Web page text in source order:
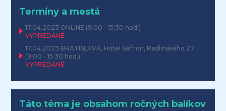
Termíny a mestá
17.04.2023 ONLINE (9:00 - 15:30 hod.)
VYPREDANÉ
17.04.2023 BRATISLAVA, Hotel Saffron, Radlinského 27
(9:00 - 15:30 hod.)
VYPREDANÉ
Táto téma je obsahom ročných balíkov